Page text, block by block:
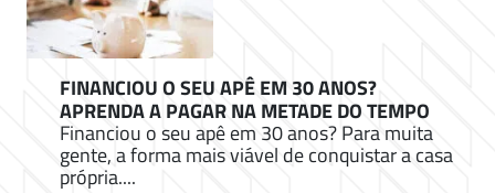
FINANCIOU O SEU APÊ EM 30 ANOS?
APRENDA A PAGAR NA METADE DO TEMPO
Financiou o seu apê em 30 anos? Para muita
gente, a forma mais viável de conquistar a casa
própria....